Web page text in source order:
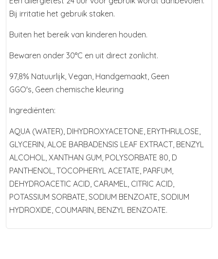
Bij irritatie het gebruik staken.
Buiten het bereik van kinderen houden.
Bewaren onder 30°C en uit direct zonlicht.
97,8% Natuurlijk, Vegan, Handgemaakt, Geen
GGO's, Geen chemische kleuring
Ingrediënten:
AQUA (WATER), DIHYDROXYACETONE, ERYTHRULOSE,
GLYCERIN, ALOE BARBADENSIS LEAF EXTRACT, BENZYL
ALCOHOL, XANTHAN GUM, POLYSORBATE 80, D
PANTHENOL, TOCOPHERYL ACETATE, PARFUM,
DEHYDROACETIC ACID, CARAMEL, CITRIC ACID,
POTASSIUM SORBATE, SODIUM BENZOATE, SODIUM
HYDROXIDE, COUMARIN, BENZYL BENZOATE.